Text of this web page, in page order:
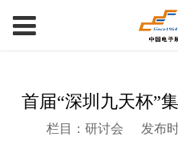
首届“深圳九天杯”
栏目：研讨会 发布